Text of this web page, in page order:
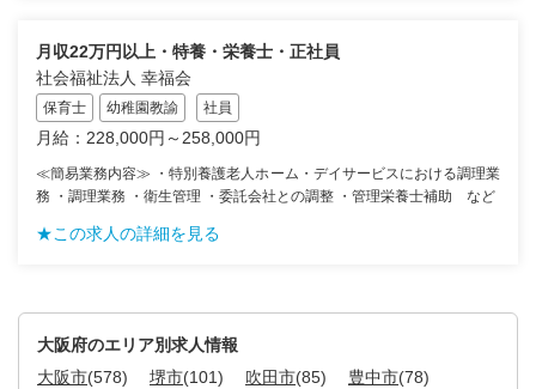
月収22万円以上・特養・栄養士・正社員
社会福祉法人 幸福会
保育士 幼稚園教諭 社員
月給：228,000円～258,000円
≪簡易業務内容≫ ・特別養護老人ホーム・デイサービスにおける調理業
務 ・調理業務 ・衛生管理 ・委託会社との調整 ・管理栄養士補助 など
★この求人の詳細を見る
大阪府のエリア別求人情報
大阪市(578) 堺市(101) 吹田市(85) 豊中市(78)